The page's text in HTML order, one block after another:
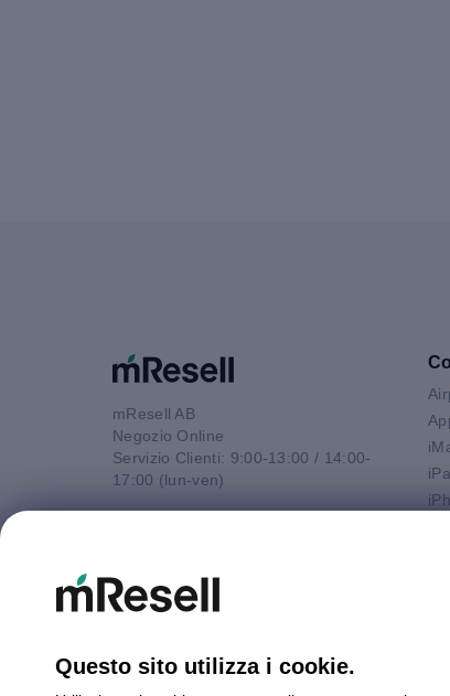
mResell AB
Negozio Online
Servizio Clienti: 9:00-13:00 / 14:00-
17:00 (lun-ven)
Questo sito utilizza i cookie.